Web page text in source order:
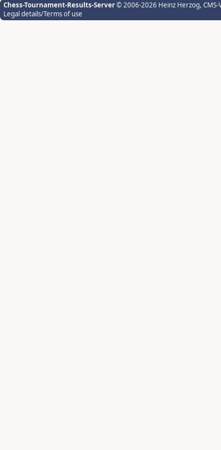
Chess-Tournament-Results-Server© 2006-2026 Heinz Herzog,
Legal details/Terms of use